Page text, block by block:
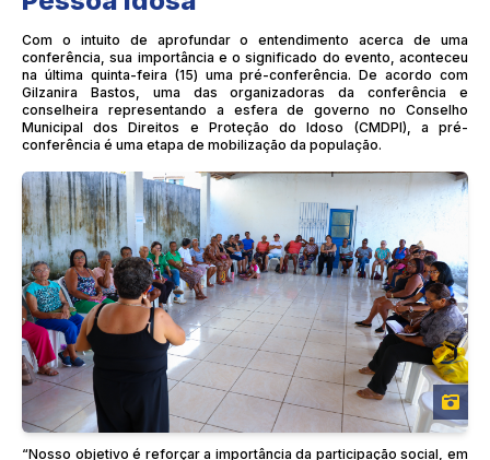
Com o intuito de aprofundar o entendimento acerca de uma
conferência, sua importância e o significado do evento, aconteceu
na última quinta-feira (15) uma pré-conferência. De acordo com
Gilzanira Bastos, uma das organizadoras da conferência e
conselheira representando a esfera de governo no Conselho
Municipal dos Direitos e Proteção do Idoso (CMDPI), a pré-
conferência é uma etapa de mobilização da população.
“Nosso objetivo é reforçar a importância da participação social, em